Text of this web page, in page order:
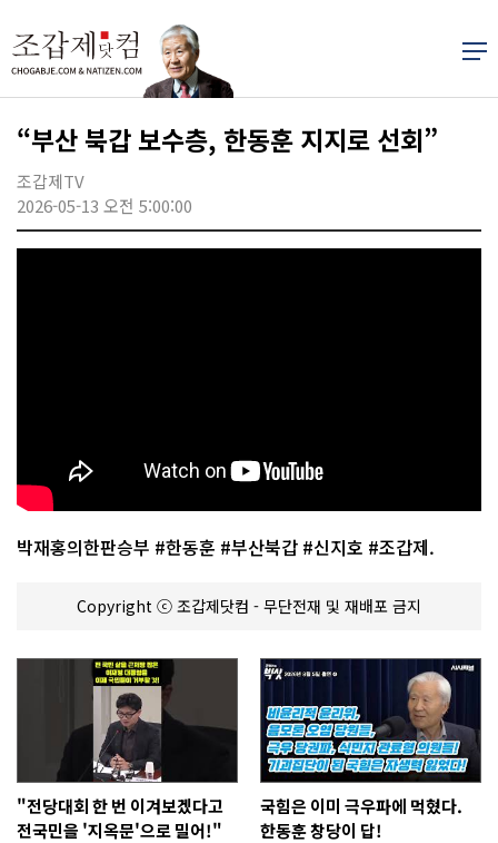
“부산 북갑 보수층, 한동훈 지지로 선회”
조갑제TV
2026-05-13 오전 5:00:00
박재홍의한판승부 #한동훈 #부산북갑 #신지호 #조갑제.
Copyright ⓒ 조갑제닷컴 - 무단전재 및 재배포 금지
"전당대회 한 번 이겨보겠다고
전국민을 '지옥문'으로 밀어!"
국힘은 이미 극우파에 먹혔다.
한동훈 창당이 답!